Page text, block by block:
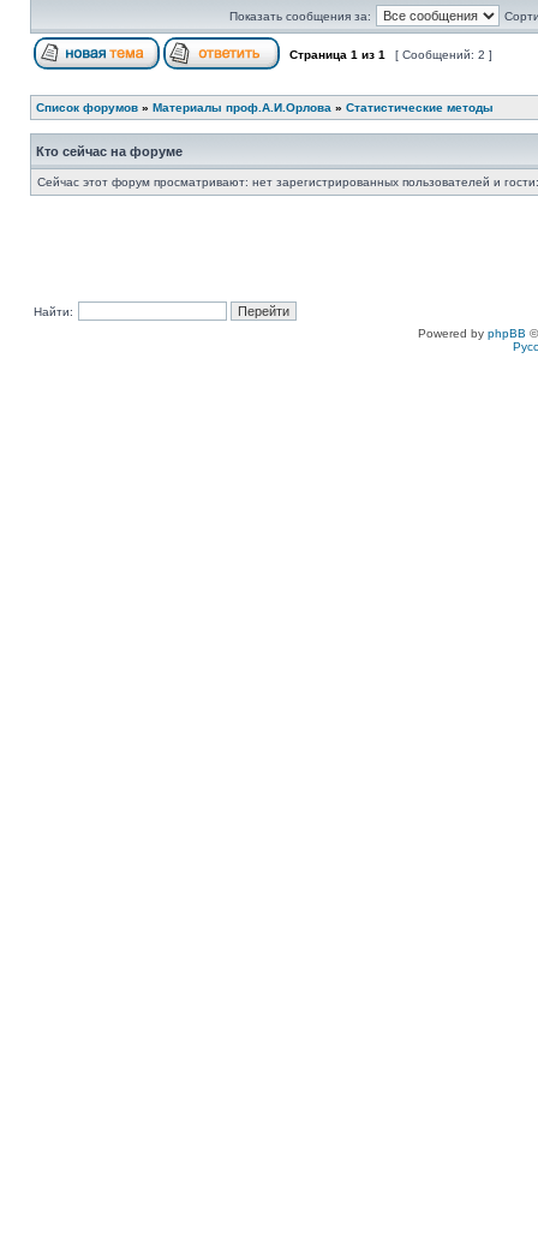
Показать сообщения за:
Страница 1 из 1 [ Сообщений: 2 ]
Список форумов » Материалы проф.А.И.Орлова » Статистические методы
Кто сейчас на форуме
Сейчас этот форум просматривают: нет зарегистрированных пользователей и
Найти:
Powered by phpBB